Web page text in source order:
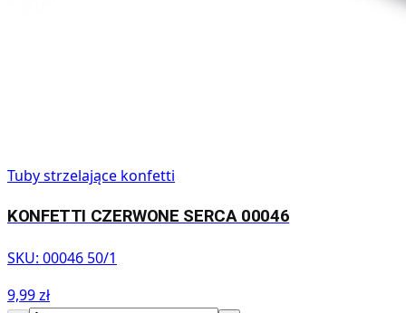
Tuby strzelające konfetti
KONFETTI CZERWONE SERCA 00046
SKU: 00046 50/1
9,99 zł